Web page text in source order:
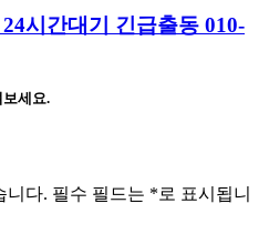
시간대기 긴급출동 010-
보세요.
니다. 필수 필드는 *로 표시됩니